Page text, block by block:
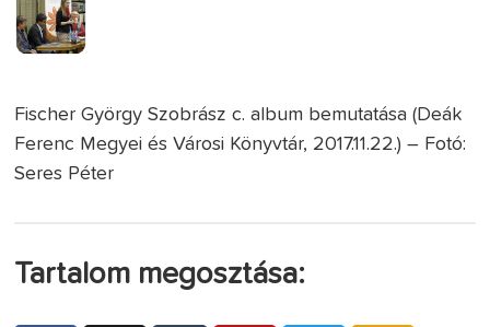
Fischer György Szobrász c. album bemutatása (Deák
Ferenc Megyei és Városi Könyvtár, 2017.11.22.) – Fotó:
Seres Péter
Tartalom megosztása: